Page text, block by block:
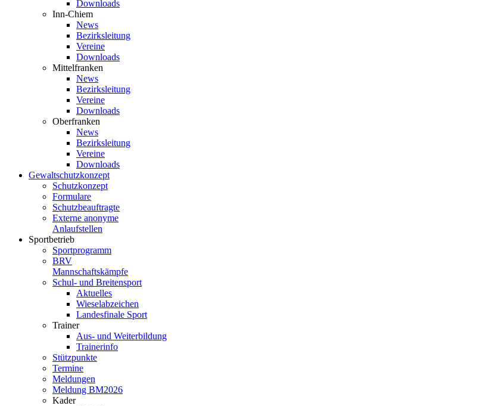
Downloads
Inn-Chiem
News
Bezirksleitung
Vereine
Downloads
Mittelfranken
News
Bezirksleitung
Vereine
Downloads
Oberfranken
News
Bezirksleitung
Vereine
Downloads
Gewaltschutzkonzept
Schutzkonzept
Formulare
Schutzbeauftragte
Externe anonyme
Anlaufstellen
Sportbetrieb
Sportprogramm
BRV
Mannschaftskämpfe
Schul- und Breitensport
Aktuelles
Wieselabzeichen
Landesfinale Sport
Trainer
Aus- und Weiterbildung
Trainerinfo
Stützpunkte
Termine
Meldungen
Meldung BM2026
Kader